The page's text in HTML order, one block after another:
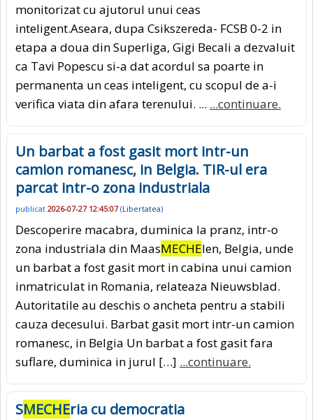
monitorizat cu ajutorul unui ceas
inteligent.Aseara, dupa Csikszereda- FCSB 0-2 in
etapa a doua din Superliga, Gigi Becali a dezvaluit
ca Tavi Popescu si-a dat acordul sa poarte in
permanenta un ceas inteligent, cu scopul de a-i
verifica viata din afara terenului. ... ...continuare.
Un barbat a fost gasit mort intr-un
camion romanesc, in Belgia. TIR-ul era
parcat intr-o zona industriala
publicat 2026-07-27 12:45:07(Libertatea)
Descoperire macabra, duminica la pranz, intr-o
zona industriala din MaasMECHElen, Belgia, unde
un barbat a fost gasit mort in cabina unui camion
inmatriculat in Romania, relateaza Nieuwsblad.
Autoritatile au deschis o ancheta pentru a stabili
cauza decesului. Barbat gasit mort intr-un camion
romanesc, in Belgia Un barbat a fost gasit fara
suflare, duminica in jurul […] ...continuare.
SMECHEria cu democratia